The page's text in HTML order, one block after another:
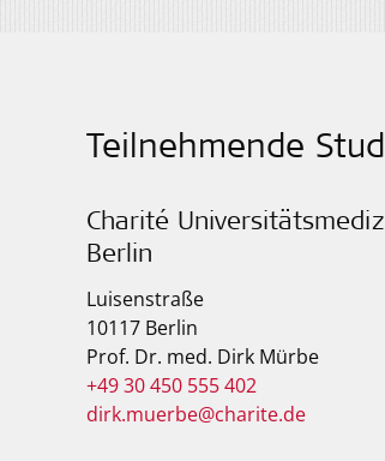
Teilnehmende
Charité
Berlin
Luisenstraße
10117 Berlin
Prof. Dr. med. Dirk Mürbe
+49 30 450 555 402
dirk.muerbe@charite.de